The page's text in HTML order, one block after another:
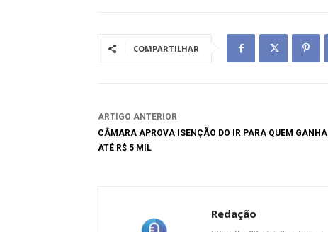
COMPARTILHAR
ARTIGO ANTERIOR
CÂMARA APROVA ISENÇÃO DO IR PARA QUEM GANHA
ATÉ R$ 5 MIL
Redação